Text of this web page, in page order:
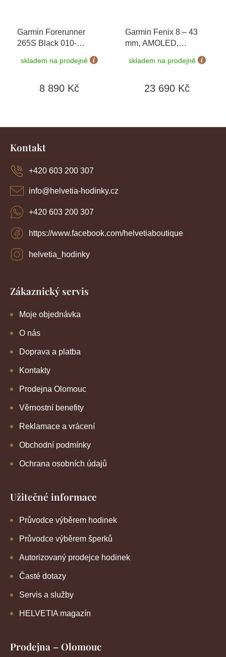
Garmin Forerunner
265S Black 010-
výměny do 90 dní
skladem na prodejně
8 890 Kč
Garmin Fenix 8 – 43
mm, AMOLED,
Limestone 010-02903-
+ Topo Czech PRO
skladem na prodejně
23 690 Kč
Z
Kontakt
info@helvetia-hodinky.cz
+420 603 200 307
https://www.facebook.com/helvetiaboutique
helvetia_hodinky
+420 603 200 307
Zákaznický servis
Moje objednávka
O nás
Doprava a platba
Kontakty
Prodejna Olomouc
Věrnostní benefity
Reklamace a vrácení
Obchodní podmínky
Ochrana osobních údajů
Užitečné informace
Průvodce výběrem hodinek
Průvodce výběrem šperků
Autorizovaný prodejce hodinek
Časté dotazy
Servis a služby
HELVETIA magazín
Prodejna – Olomouc